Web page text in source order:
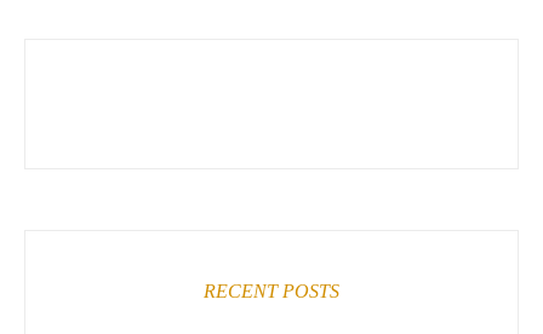
RECENT POSTS